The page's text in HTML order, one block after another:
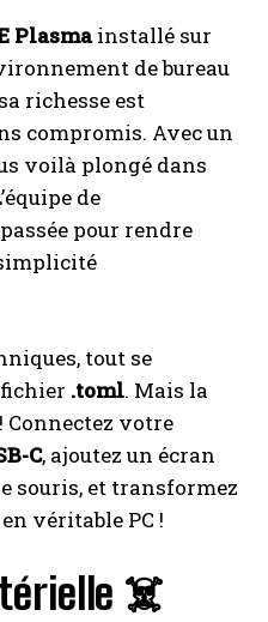
Plasmainstallé sur
de bureau
richesse est
compromis. Avec un
voilà plongé dans
de
pour rendre
tout se
.toml. Mais la
Connectez votre
C, ajoutez un écran
souris, et transformez
véritable PC !
☠️